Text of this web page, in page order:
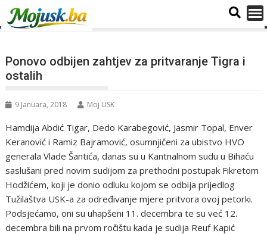
Ponovo odbijen zahtjev za pritvaranje Tigra i
ostalih
9 Januara, 2018 Moj USK
Hamdija Abdić Tigar, Dedo Karabegović, Jasmir Topal, Enver
Keranović i Ramiz Bajramović, osumnjičeni za ubistvo HVO
generala Vlade Šantića, danas su u Kantnalnom sudu u Bihaću
saslušani pred novim sudijom za prethodni postupak Fikretom
Hodžićem, koji je donio odluku kojom se odbija prijedlog
Tužilaštva USK-a za određivanje mjere pritvora ovoj petorki.
Podsjećamo, oni su uhapšeni 11. decembra te su već 12.
decembra bili na prvom ročištu kada je sudija Reuf Kapić